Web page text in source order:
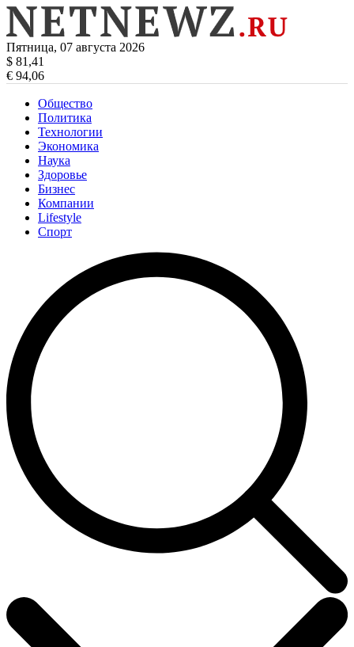
Пятница, 07 августа 2026
$ 81,41
€ 94,06
Общество
Политика
Технологии
Экономика
Наука
Здоровье
Бизнес
Компании
Lifestyle
Спорт